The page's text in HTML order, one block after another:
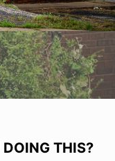
THIS?